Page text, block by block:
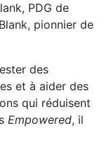
PDG de
pionnier de
des
et à aider des
qui réduisent
Empowered, il